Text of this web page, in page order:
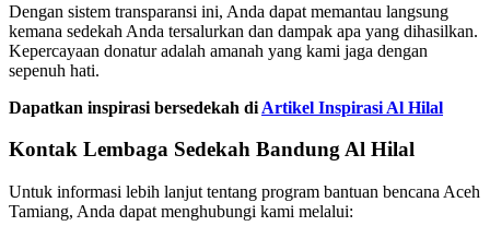
Dengan sistem transparansi ini, Anda dapat memantau langsung
kemana sedekah Anda tersalurkan dan dampak apa yang dihasilkan.
Kepercayaan donatur adalah amanah yang kami jaga dengan
sepenuh hati.
Dapatkan inspirasi bersedekah di Artikel Inspirasi Al Hilal
Kontak Lembaga Sedekah Bandung Al Hilal
Untuk informasi lebih lanjut tentang program bantuan bencana Aceh
Tamiang, Anda dapat menghubungi kami melalui: